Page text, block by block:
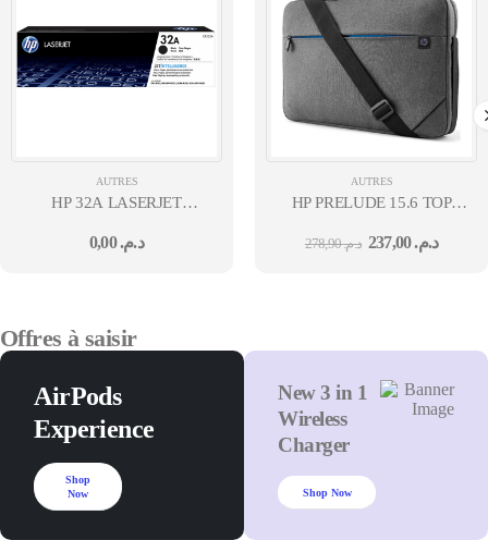
AUTRES
HP 32A LASERJET
M203/M227
د.م.0,00
AUTRES
HP PRELUDE 15.6 TOP
د.م.278,90 د.م.237,00
Offres à saisir
AirPods
Experience
Shop
Now
New 3 in 1
Wireless
Charger
Shop Now